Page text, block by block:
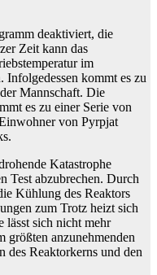
deaktiviert, die
Zeit kann das
im
Infolgedessen kommt es zu
Mannschaft. Die
es zu einer Serie von
von Pyrpjat
Katastrophe
Test abzubrechen. Durch
Kühlung des Reaktors
zum Trotz heizt sich
lässt sich nicht mehr
größten anzunehmenden
des Reaktorkerns und den